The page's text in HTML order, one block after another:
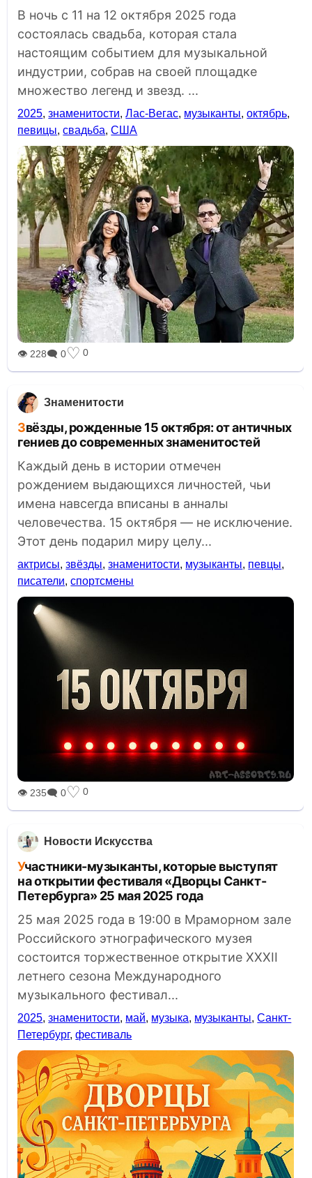
В ночь с 11 на 12 октября 2025 года
состоялась свадьба, которая стала
настоящим событием для музыкальной
индустрии, собрав на своей площадке
множество легенд и звезд. ...
2025,знаменитости,Лас-Вегас, музыканты,октябрь,
певицы,свадьба,США
👁 228🗨 0♡ 0
Знаменитости
Звёзды, рожденные 15 октября: от античных
гениев до современных знаменитостей
Каждый день в истории отмечен
рождением выдающихся личностей, чьи
имена навсегда вписаны в анналы
человечества. 15 октября — не исключение.
Этот день подарил миру целу...
актрисы,звёзды,знаменитости, музыканты, певцы,
писатели,спортсмены
👁 235🗨 0♡ 0
Новости Искусства
Участники-музыканты, которые выступят
на открытии фестиваля «Дворцы Санкт-
Петербурга» 25 мая 2025 года
25 мая 2025 года в 19:00 в Мраморном зале
Российского этнографического музея
состоится торжественное открытие XXXII
летнего сезона Международного
музыкального фестивал...
2025,знаменитости, май, музыка, музыканты,Санкт-
Петербург,фестиваль